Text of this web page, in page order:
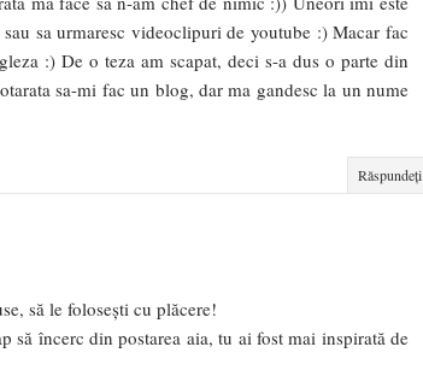
sa urmaresc videoclipuri de youtube :) Macar fac
:) De o teza am scapat, deci s-a dus o parte din
sa-mi fac un blog, dar ma gandesc la un nume
Răspundeți
să le folosești cu plăcere!
încerc din postarea aia, tu ai fost mai inspirată de